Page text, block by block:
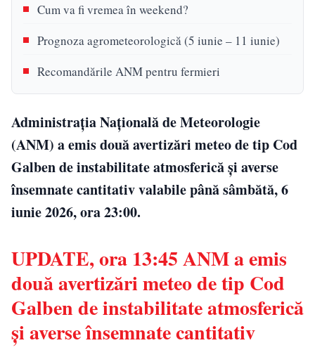
Cum va fi vremea în weekend?
Prognoza agrometeorologică (5 iunie – 11 iunie)
Recomandările ANM pentru fermieri
Administrația Națională de Meteorologie
(ANM) a emis două avertizări meteo de tip Cod
Galben de instabilitate atmosferică și averse
însemnate cantitativ valabile până sâmbătă, 6
iunie 2026, ora 23:00.
UPDATE, ora 13:45 ANM a emis
două avertizări meteo de tip Cod
Galben de instabilitate atmosferică
și averse însemnate cantitativ